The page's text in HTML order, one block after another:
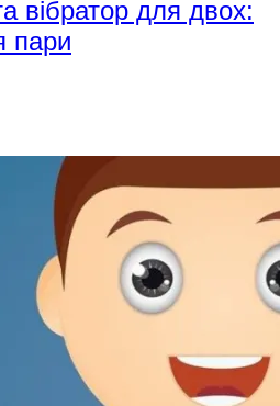
вібратор для двох:
пари